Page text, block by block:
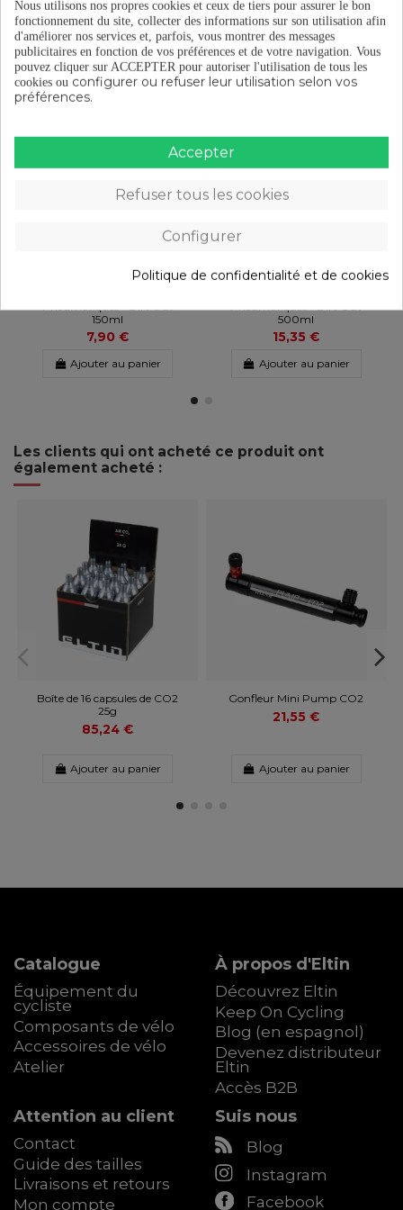
Vous aimerez aussi
150ml
7,90 €
Ajouter au panier
500ml
15,35 €
Ajouter au panier
Les clients qui ont acheté ce produit ont
également acheté :
Boîte de 16 capsules de CO2
25g
85,24 €
Ajouter au panier
Gonfleur Mini Pump CO2
21,55 €
Ajouter au panier
Catalogue
Équipement du
cycliste
Composants de vélo
Accessoires de vélo
Atelier
À propos d'Eltin
Découvrez Eltin
Keep On Cycling
Blog (en espagnol)
Devenez distributeur
Eltin
Accès B2B
Attention au client
Contact
Guide des tailles
Livraisons et retours
Mon compte
Suis nous
Blog
Instagram
Facebook
Nous utilisons nos propres cookies et ceux de tiers pour assurer le bon
fonctionnement du site, collecter des informations sur son utilisation afin
d'améliorer nos services et, parfois, vous montrer des messages
publicitaires en fonction de vos préférences et de votre navigation. Vous
pouvez cliquer sur ACCEPTER pour autoriser l'utilisation de tous les
cookies ou configurer ou refuser leur utilisation selon vos
préférences.
Accepter
Refuser tous les cookies
Configurer
Politique de confidentialité et de cookies